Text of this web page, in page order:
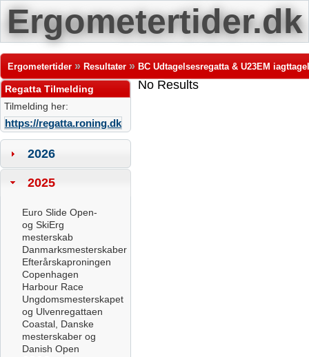
Ergometertider.dk
Ergometertider » Resultater » BC Udtagelsesregatta & U23EM
Regatta Tilmelding
Tilmelding her:
https://regatta.roning.dk
2026
2025
Euro Slide Open-
og SkiErg
mesterskab
Danmarksmesterskaber
Efterårskaproningen
Copenhagen
Harbour Race
Ungdomsmesterskapet
og Ulvenregattaen
Coastal, Danske
mesterskaber og
Danish Open
No Results